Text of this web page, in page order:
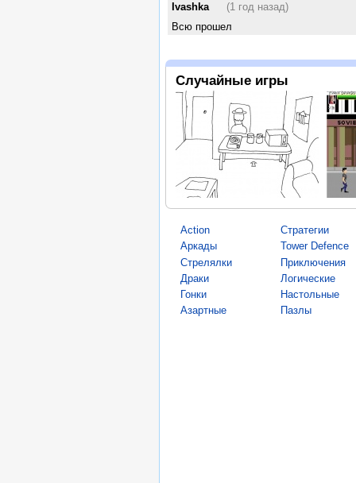
Ivashka
(1 год назад)
Всю прошел
Случайные игры
Action
Аркады
Стрелялки
Драки
Гонки
Азартные
Стратегии
Tower Defence
Приключения
Логические
Настольные
Пазлы